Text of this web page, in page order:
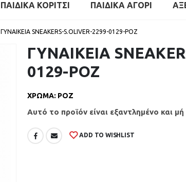
ΠΑΙΔΙΚΑ ΚΟΡΙΤΣΙ ΠΑΙΔΙΚΑ ΑΓΟΡΙ
ΓΥΝΑΙΚΕΙΑ SNEAKERS-S.OLIVER-2299-0129-ΡΟΖ
ΓΥΝΑΙΚΕΙΑ
0129-ΡΟΖ
ΧΡΩΜΑ: ΡΟΖ
Αυτό το προϊόν είναι εξαντλημένο και
ADD TO WISHLIST